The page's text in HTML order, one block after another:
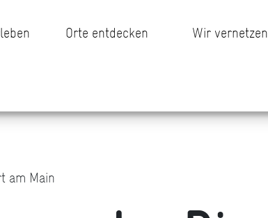
Orte entdecken Wir vernetzen
am Main